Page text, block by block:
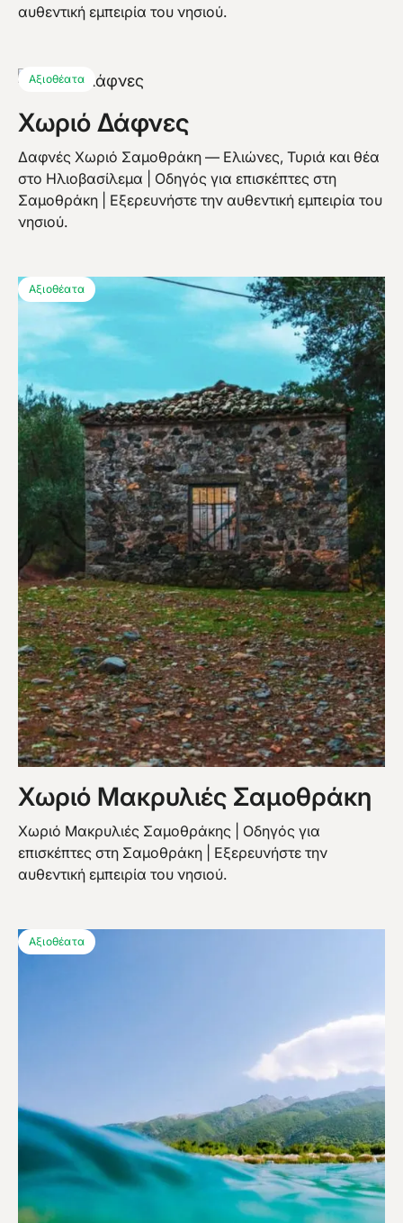
αυθεντική εμπειρία του νησιού.
Αξιοθέατα
Χωριό Δάφνες
Δαφνές Χωριό Σαμοθράκη — Ελιώνες, Τυριά και θέα
στο Ηλιοβασίλεμα | Οδηγός για επισκέπτες στη
Σαμοθράκη | Εξερευνήστε την αυθεντική εμπειρία του
νησιού.
Αξιοθέατα
Χωριό Μακρυλιές Σαμοθράκη
Χωριό Μακρυλιές Σαμοθράκης | Οδηγός για
επισκέπτες στη Σαμοθράκη | Εξερευνήστε την
αυθεντική εμπειρία του νησιού.
Αξιοθέατα